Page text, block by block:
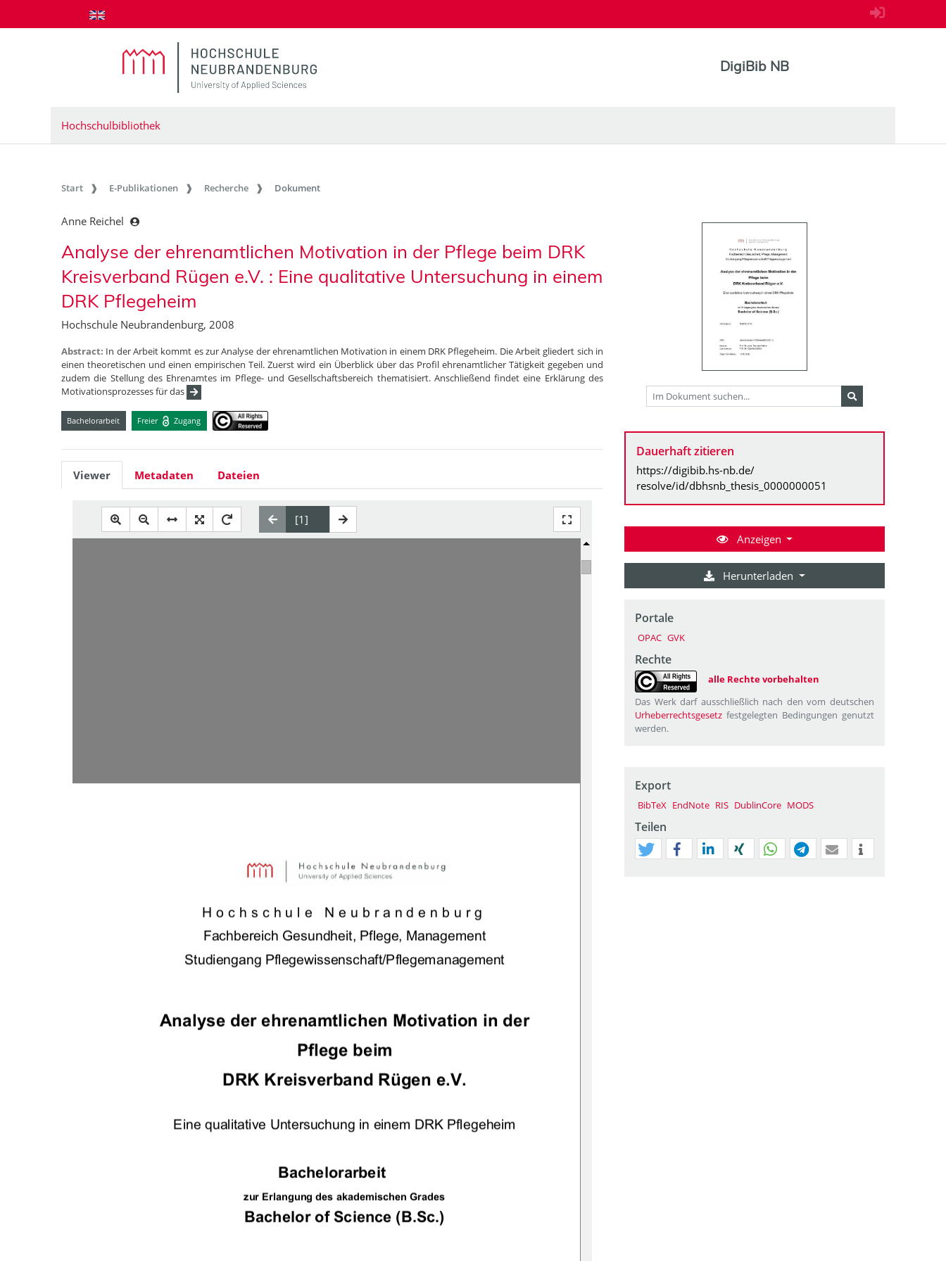
zum Inhalt springen
DigiBib NB
Hochschulbibliothek
Start E-Publikationen Recherche Dokument
Anne Reichel
Analyse der ehrenamtlichen Motivation in der Pflege beim DRK
Kreisverband Rügen e.V. : Eine qualitative Untersuchung in einem
DRK Pflegeheim
Hochschule Neubrandenburg, 2008
Abstract: In der Arbeit kommt es zur Analyse der ehrenamtlichen Motivation in einem DRK Pflegeheim. Die Arbeit gliedert sich in
einen theoretischen und einen empirischen Teil. Zuerst wird ein Überblick über das Profil ehrenamtlicher Tätigkeit gegeben und
zudem die Stellung des Ehrenamtes im Pflege- und Gesellschaftsbereich thematisiert. Anschließend findet eine Erklärung des
Motivationsprozesses für das
Bachelorarbeit Freier Zugang
Viewer Metadaten Dateien
Hochschule Neubrandenburg
Fachbereich Gesundheit, Pflege, Management
Studiengang Pflegewissenschaft/Pflegemanagement
Analyse der ehrenamtlichen Motivation in der
Pflege beim
DRK Kreisverband Rügen e.V.
Eine qualitative Untersuchung in einem DRK Pflegeheim
Bachelorarbeit
zur Erlangung des akademischen Grades
Bachelor of Science (B.Sc.)
Dauerhaft zitieren
https://digibib.hs-nb.de/
resolve/id/dbhsnb_thesis_0000000051
Anzeigen
Herunterladen
Portale
OPAC GVK
Rechte
alle Rechte vorbehalten
Das Werk darf ausschließlich nach den vom deutschen
Urheberrechtsgesetz festgelegten Bedingungen genutzt
werden.
Export
BibTeX EndNote RIS DublinCore MODS
Teilen